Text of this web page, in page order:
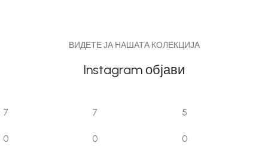
ВИДЕТЕ ЈА НАШАТА КОЛЕКЦИЈА
Instagram објави
7
0
7
0
5
0